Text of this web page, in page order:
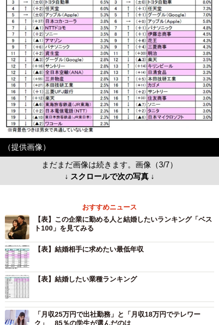
（提供画像）
まだまだ画像は続きます。画像（3/7）
↓ スクロールで次の写真 ↓
おすすめニュース
【表】この企業に勤める人と結婚したいランキング「ベス
ト100」を見てみる
【表】結婚相手に求めたい最低年収
【表】結婚したい業種ランキング
「月収25万円で出社勤務」と「月収18万円でテレワー
ク」 85％の学生が選んだのは